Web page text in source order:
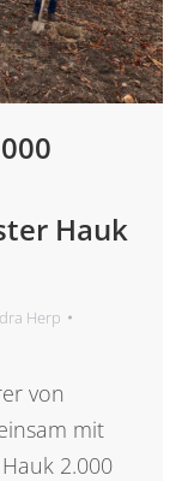
Hauk
Herp
von
mit
2.000